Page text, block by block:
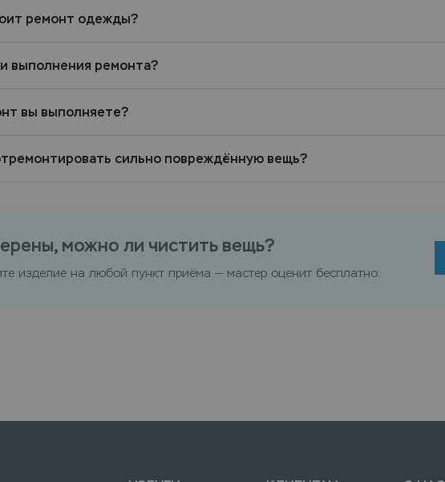
ремонт одежды?
выполнения ремонта?
вы выполняете?
сильно повреждённую вещь?
можно ли чистить вещь?
изделие на любой пункт приёма — мастер оценит бесплатно.